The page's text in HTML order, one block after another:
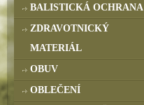
BALISTICKÁ OCHRANA
ZDRAVOTNICKÝ
MATERIÁL
OBUV
OBLEČENÍ